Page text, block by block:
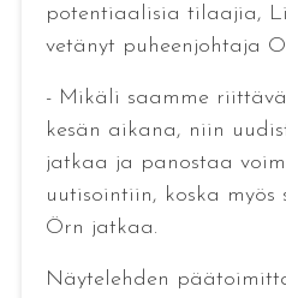
potentiaalisia tilaajia,
vetänyt puheenjohtaja
- Mikäli saamme
kesän aikana, niin
jatkaa ja panostaa
uutisointiin, koska myös
Örn jatkaa.
Näytelehden